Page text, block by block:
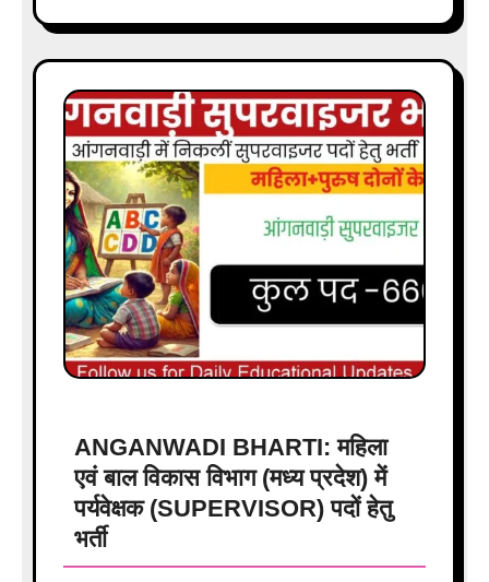
ANGANWADI BHARTI: महिला
एवं बाल विकास विभाग (मध्य प्रदेश) में
पर्यवेक्षक (SUPERVISOR) पदों हेतु
भर्ती